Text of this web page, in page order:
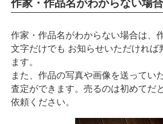
作家・作品名がわからない場合
作家・作品名がわからない場合は、
文字だけでも お知らせいただければ
ます。
また、作品の写真や画像を送ってい
査定ができます。売るのは初めてだ
依頼ください。